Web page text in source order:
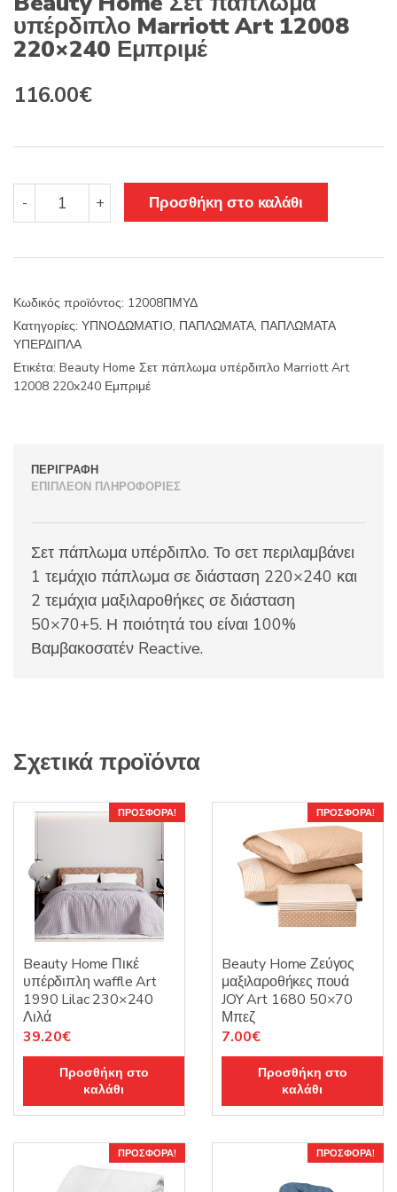
υπέρδιπλο Marriott Art 12008
220×240 Εμπριμέ
Original
145.00€.
116.00€Η
είναι:
116.00€.
-
Beauty
Home
Art
12008
220x240
Εμπριμέ
ποσότητα
+ Προσθήκη στο καλάθι
Κωδικός προϊόντος: 12008ΠΜΥΔ
Κατηγορίες: ΥΠΝΟΔΩΜΑΤΙΟ, ΠΑΠΛΩΜΑΤΑ, ΠΑΠΛΩΜΑΤΑ
ΥΠΕΡΔΙΠΛΑ
Ετικέτα: Beauty Home Σετ πάπλωμα υπέρδιπλο Marriott Art
12008 220x240 Εμπριμέ
ΠΕΡΙΓΡΑΦΉ
ΕΠΙΠΛΈΟΝ ΠΛΗΡΟΦΟΡΊΕΣ
Σετ πάπλωμα υπέρδιπλο. Το σετ περιλαμβάνει
1 τεμάχιο πάπλωμα σε διάσταση 220×240 και
2 τεμάχια μαξιλαροθήκες σε διάσταση
50×70+5. Η ποιότητά του είναι 100%
Βαμβακοσατέν Reactive.
Σχετικά προϊόντα
ΠΡΟΣΦΟΡΆ!
Beauty Home Πικέ
υπέρδιπλη waffle Art
1990 Lilac 230×240
Λιλά
Original
price
39.20€Η
τρέχουσα
τιμή
είναι:
39.20€.
Προσθήκη στο
καλάθι
ΠΡΟΣΦΟΡΆ!
Beauty Home Ζεύγος
μαξιλαροθήκες πουά
JOY Art 1680 50×70
Μπεζ
Original
price
7.00€Η
τρέχουσα
τιμή
είναι:
7.00€.
Προσθήκη στο
καλάθι
ΠΡΟΣΦΟΡΆ! ΠΡΟΣΦΟΡΆ!